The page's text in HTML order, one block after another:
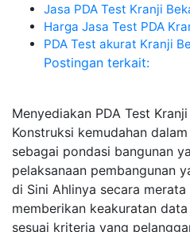
Jasa PDA Test Kranji
Harga Jasa Test PDA
PDA Test akurat Kranji
Postingan terkait:
Menyediakan PDA Test
Konstruksi kemudahan
sebagai pondasi bangunan
pelaksanaan pembangunan
di Sini Ahlinya secara
memberikan keakuratan
sesuai kriteria yang